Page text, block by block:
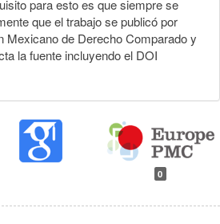
para esto es que siempre se
que el trabajo se publicó por
Mexicano de Derecho Comparado y
la fuente incluyendo el DOI
0